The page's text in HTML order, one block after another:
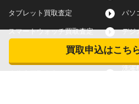
買取申込はこち
タブレット買取査定 パソ
スマートウォッチ買取査定 デジ
ビデオカメラ買取査定 テレ